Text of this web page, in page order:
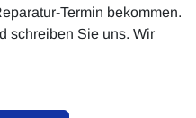
Termin bekommen.
schreiben Sie uns. Wir